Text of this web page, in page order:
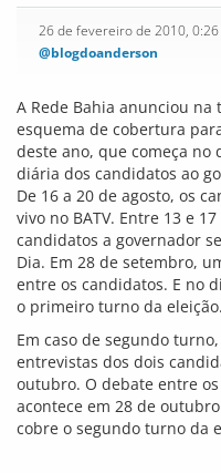
26 de fevereiro de 2010, 0:26
@blogdoanderson
A Rede Bahia anunciou
esquema de cobertura
deste ano, que começa no
diária dos candidatos ao
De 16 a 20 de agosto, os
vivo no BATV. Entre 13 e
candidatos a governador
Dia. Em 28 de setembro,
entre os candidatos. E no
o primeiro turno da eleição.
Em caso de segundo
entrevistas dos dois
outubro. O debate entre
acontece em 28 de
cobre o segundo turno da